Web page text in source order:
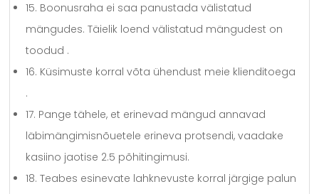
15. Boonusraha ei saa panustada välistatud
mängudes. Täielik loend välistatud mängudest on
toodud .
16. Küsimuste korral võta ühendust meie klienditoega
.
17. Pange tähele, et erinevad mängud annavad
läbimängimisnõuetele erineva protsendi, vaadake
kasiino jaotise 2.5 põhitingimusi.
18. Teabes esinevate lahknevuste korral järgige palun